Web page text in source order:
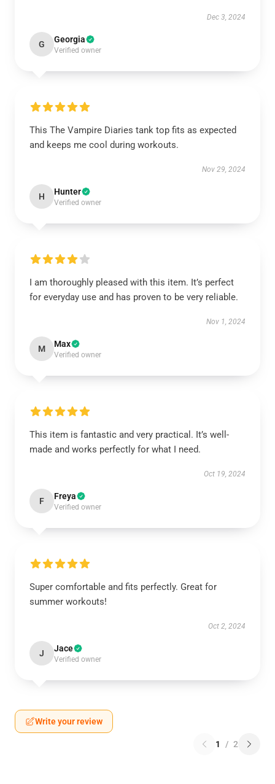
Dec 3, 2024
G Georgia
Verified owner
This The Vampire Diaries tank top fits as expected
and keeps me cool during workouts.
Nov 29, 2024
H Hunter
Verified owner
I am thoroughly pleased with this item. It’s perfect
for everyday use and has proven to be very reliable.
Nov 1, 2024
M Max
Verified owner
This item is fantastic and very practical. It’s well-
made and works perfectly for what I need.
Oct 19, 2024
F Freya
Verified owner
Super comfortable and fits perfectly. Great for
summer workouts!
Oct 2, 2024
J Jace
Verified owner
Write your review
1 / 2